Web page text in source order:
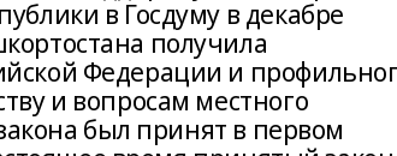
в Госдуму в декабре
получила
Федерации и
и вопросам местного
был принят в первом